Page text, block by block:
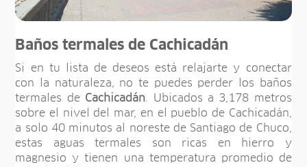
Baños termales de Cachicadán
Si en tu lista de deseos está relajarte y conectar
con la naturaleza, no te puedes perder los baños
termales de Cachicadán . Ubicados a 3,178 metros
sobre el nivel del mar, en el pueblo de Cachicadán,
a solo 40 minutos al noreste de Santiago de Chuco,
estas aguas termales son ricas en hierro y
magnesio y tienen una temperatura promedio de